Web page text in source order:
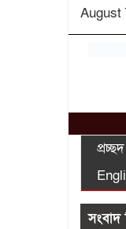
August
প্রচ্ছদ
সংবাদ